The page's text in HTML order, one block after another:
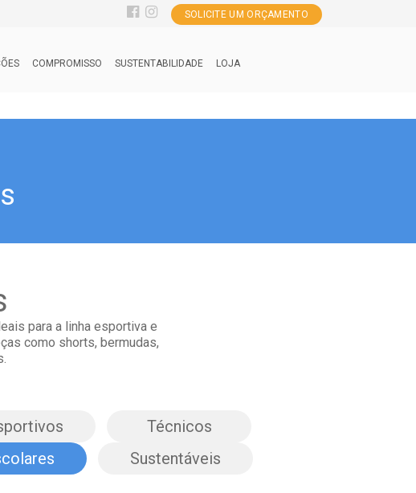
SOLICITE UM ORÇAMENTO
COMPROMISSO SUSTENTABILIDADE LOJA
para a linha esportiva e
como shorts, bermudas,
Técnicos
Sustentáveis